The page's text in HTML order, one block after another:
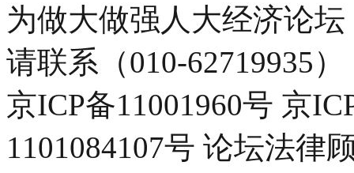
为做大做强人大经济论
请联系（010-62719935）
京ICP备11001960号 京
1101084107号 论坛法律